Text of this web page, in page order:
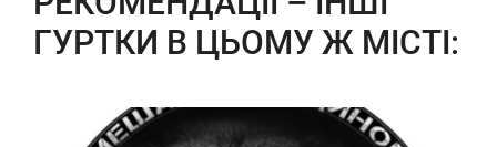
ГУРТКИ В ЦЬОМУ Ж МІСТІ: